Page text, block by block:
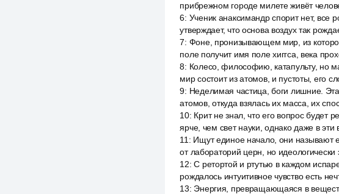
прибрежном городе милете живёт
6: Ученик анаксимандр спорит нет, все
утверждает, что основа воздух так
7: Фоне, пронизывающем мир, из
поле получит имя поле хиггса, века
8: Колесо, философию, катапульту, но
мир состоит из атомов, и пустоты, его
9: Неделимая частица, боги лишние.
атомов, откуда взялась их масса, их
10: Крит не знал, что его вопрос будет
ярче, чем свет науки, однако даже в эти
11 : Ищут единое начало, они называют
от лабораторий церн, но идеологически
12:С ретортой и ртутью в каждом
рождалось интуитивное чувство есть
13: Энергия, превращающаяся в